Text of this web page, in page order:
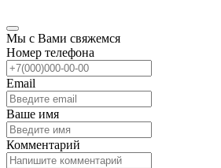
Мы с Вами свяжемся
Номер телефона
Email
Ваше имя
Комментарий